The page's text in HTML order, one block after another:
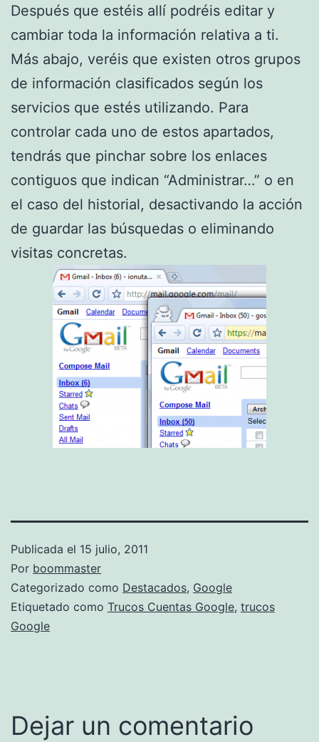
Después que estéis allí podréis editar y
cambiar toda la información relativa a ti.
Más abajo, veréis que existen otros grupos
de información clasificados según los
servicios que estés utilizando. Para
controlar cada uno de estos apartados,
tendrás que pinchar sobre los enlaces
contiguos que indican “Administrar…” o en
el caso del historial, desactivando la acción
de guardar las búsquedas o eliminando
visitas concretas.
Publicada el 15 julio, 2011
Por boommaster
Categorizado como Destacados, Google
Etiquetado como Trucos Cuentas Google, trucos
Google
Dejar un comentario